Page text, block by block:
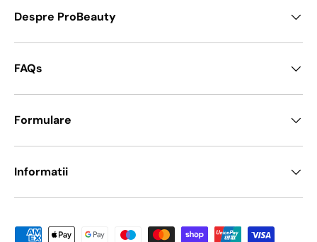
Despre ProBeauty
FAQs
Formulare
Informatii
Metode de platā acceptate